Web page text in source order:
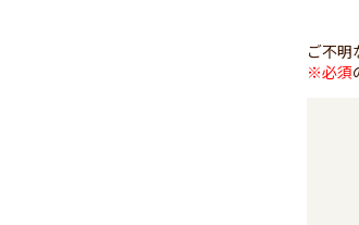
ご不明
※必須